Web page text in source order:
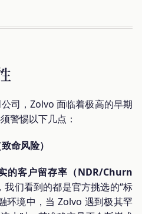
司，Zolvo 面临着极高的早期
警惕以下几点：
命风险）
的客户留存率（NDR/Churn
我们看到的都是官方挑选的“标
环境中，当 Zolvo 遇到极其罕